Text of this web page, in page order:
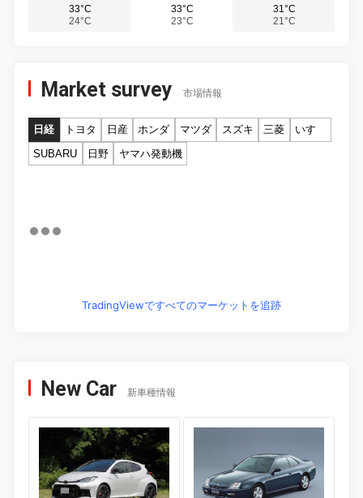
33°C
24°C
33°C
23°C
31°C
21°C
Market survey 市場情報
日経 トヨタ 日産 ホンダ マツダ スズキ 三菱
いすゞ
SUBARU
日野 ヤマハ発動機
TradingViewですべてのマーケットを追跡
New Car 新車種情報